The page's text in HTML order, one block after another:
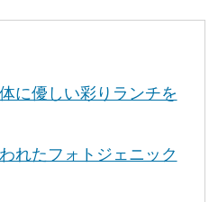
に優しい彩りランチを
れたフォトジェニック